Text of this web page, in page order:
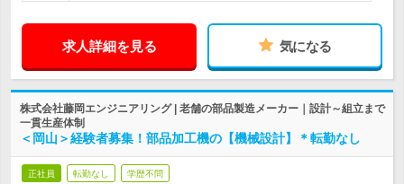
求人詳細を見る 気になる
株式会社藤岡エンジニアリング | 老舗の部品製造メーカー｜設計～組立まで
一貫生産体制
＜岡山＞経験者募集！部品加工機の【機械設計】＊転勤なし
正社員 転勤なし 学歴不問